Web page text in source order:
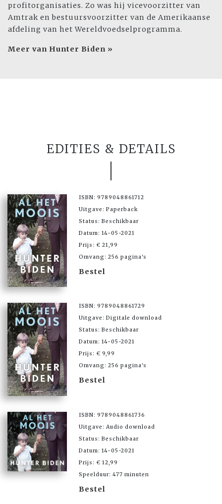
profitorganisaties. Zo was hij vicevoorzitter van
Amtrak en bestuursvoorzitter van de Amerikaanse
afdeling van het Wereldvoedselprogramma.
Meer van Hunter Biden »
EDITIES & DETAILS
ISBN: 9789048861712
Uitgave: Paperback
Status: Beschikbaar
Datum: 14-05-2021
Prijs: € 21,99
Omvang: 256 pagina's
Bestel
ISBN: 9789048861729
Uitgave: Digitale download
Status: Beschikbaar
Datum: 14-05-2021
Prijs: € 9,99
Omvang: 256 pagina's
Bestel
ISBN: 9789048861736
Uitgave: Audio download
Status: Beschikbaar
Datum: 14-05-2021
Prijs: € 12,99
Speelduur: 477 minuten
Bestel